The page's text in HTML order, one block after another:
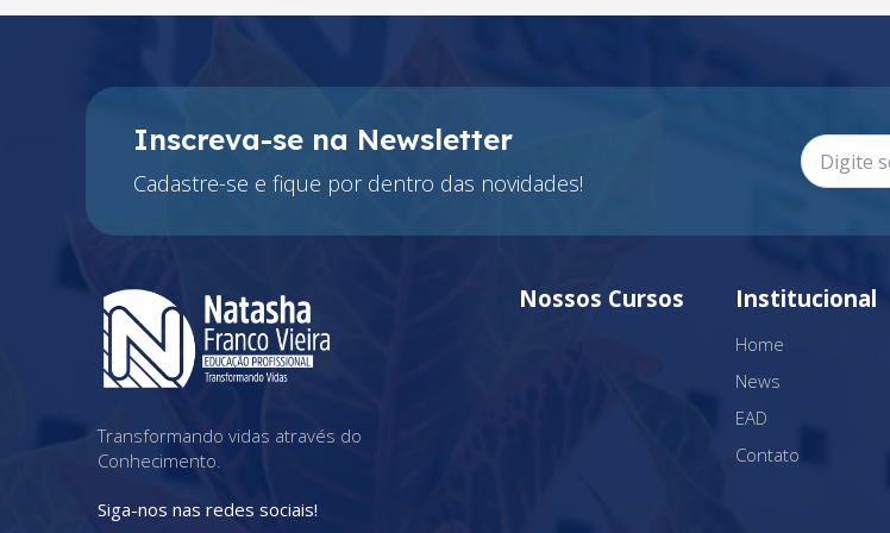
Inscreva-se na Newsletter
Cadastre-se e fique por dentro das novidades!
Transformando vidas através do
Conhecimento.
Siga-nos nas redes sociais!
Nossos Cursos Institucional
Home
News
EAD
Contato